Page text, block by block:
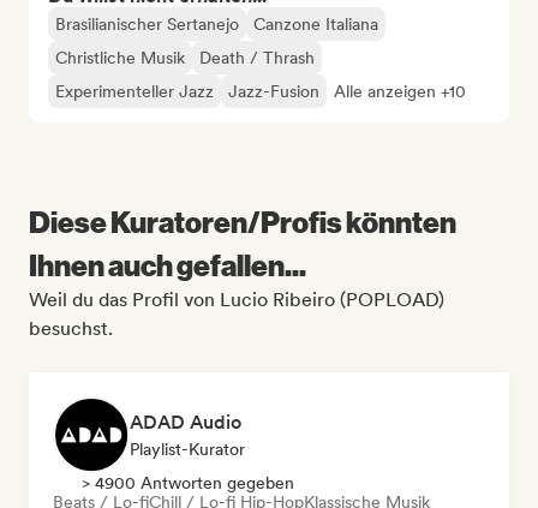
Brasilianischer Sertanejo
Canzone Italiana
Christliche Musik
Death / Thrash
Experimenteller Jazz
Jazz-Fusion Alle anzeigen +10
Diese Kuratoren/Profis könnten
Ihnen auch gefallen...
Weil du das Profil von Lucio Ribeiro (POPLOAD)
besuchst.
ADAD Audio
Playlist-Kurator
> 4900 Antworten gegeben
Beats / Lo-fiChill / Lo-fi Hip-HopKlassische Musik